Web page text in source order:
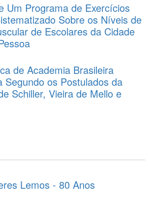
Um Programa de Exercícios
Sobre os Níveis de
de Escolares da Cidade
de Academia Brasileira
Segundo os Postulados da
Schiller, Vieira de Mello e
Lemos - 80 Anos